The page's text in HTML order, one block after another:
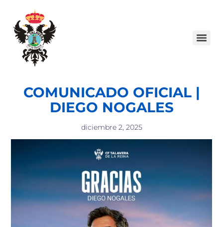
COMUNICADO OFICIAL |
DIEGO NOGALES
diciembre 2, 2025